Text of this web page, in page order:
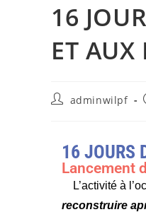
16
ET AUX
adminwilpf
16 JOURS
Lancement
L’activité à
reconstruire